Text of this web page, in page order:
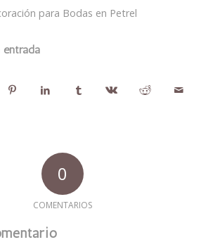
para Bodas en Petrel
entrada
0
COMENTARIOS